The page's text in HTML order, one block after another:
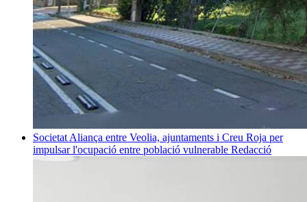
Societat Aliança entre Veolia, ajuntaments i Creu Roja per
impulsar l'ocupació entre població vulnerable Redacció